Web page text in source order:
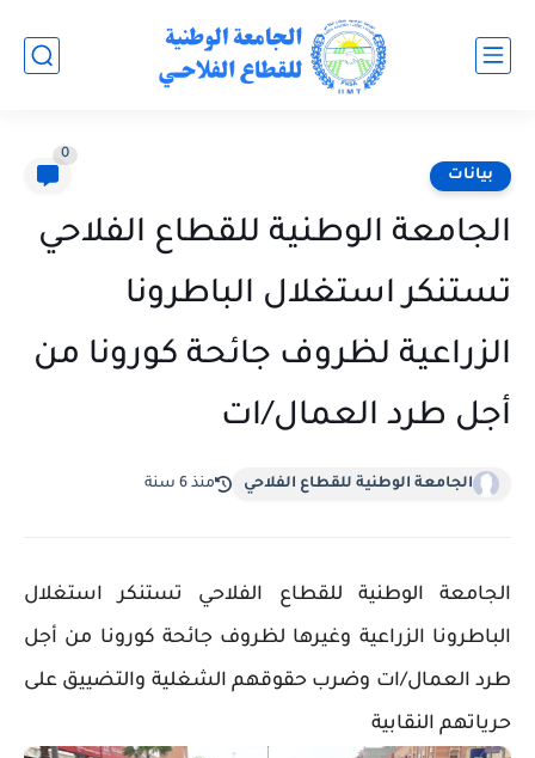
بيانات
0
الجامعة الوطنية للقطاع الفلاحي
تستنكر استغلال الباطرونا
الزراعية لظروف جائحة كورونا من
أجل طرد العمال/ات
الجامعة الوطنية للقطاع الفلاحي منذ 6 سنة
الجامعة الوطنية للقطاع الفلاحي تستنكر استغلال
الباطرونا الزراعية وغيرها لظروف جائحة كورونا من أجل
طرد العمال/ات وضرب حقوقهم الشغلية والتضييق على
حرياتهم النقابية